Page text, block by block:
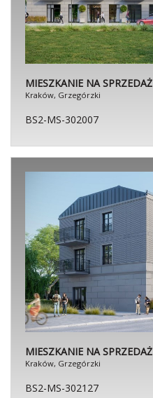
MIESZKANIE NA SPRZEDAŻ
Kraków, Grzegórzki
BS2-MS-302007
MIESZKANIE NA SPRZEDAŻ
Kraków, Grzegórzki
BS2-MS-302127